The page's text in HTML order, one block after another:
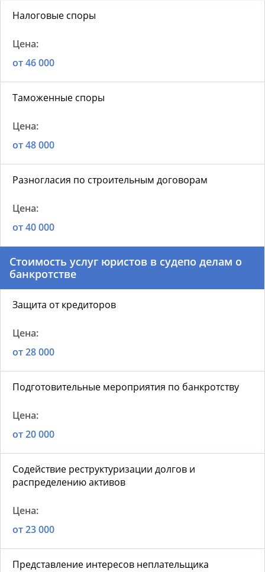
Налоговые споры
от 46 000
Таможенные споры
от 48 000
Разногласия по строительным договорам
от 40 000
Стоимость услуг юристов в судепо делам о
банкротстве
Защита от кредиторов
от 28 000
Подготовительные мероприятия по банкротству
от 20 000
Содействие реструктуризации долгов и
распределению активов
от 23 000
Представление интересов неплательщика